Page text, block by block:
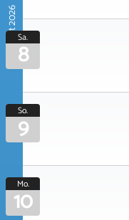
August 2026Sa.
8
So.
9
Mo.
10